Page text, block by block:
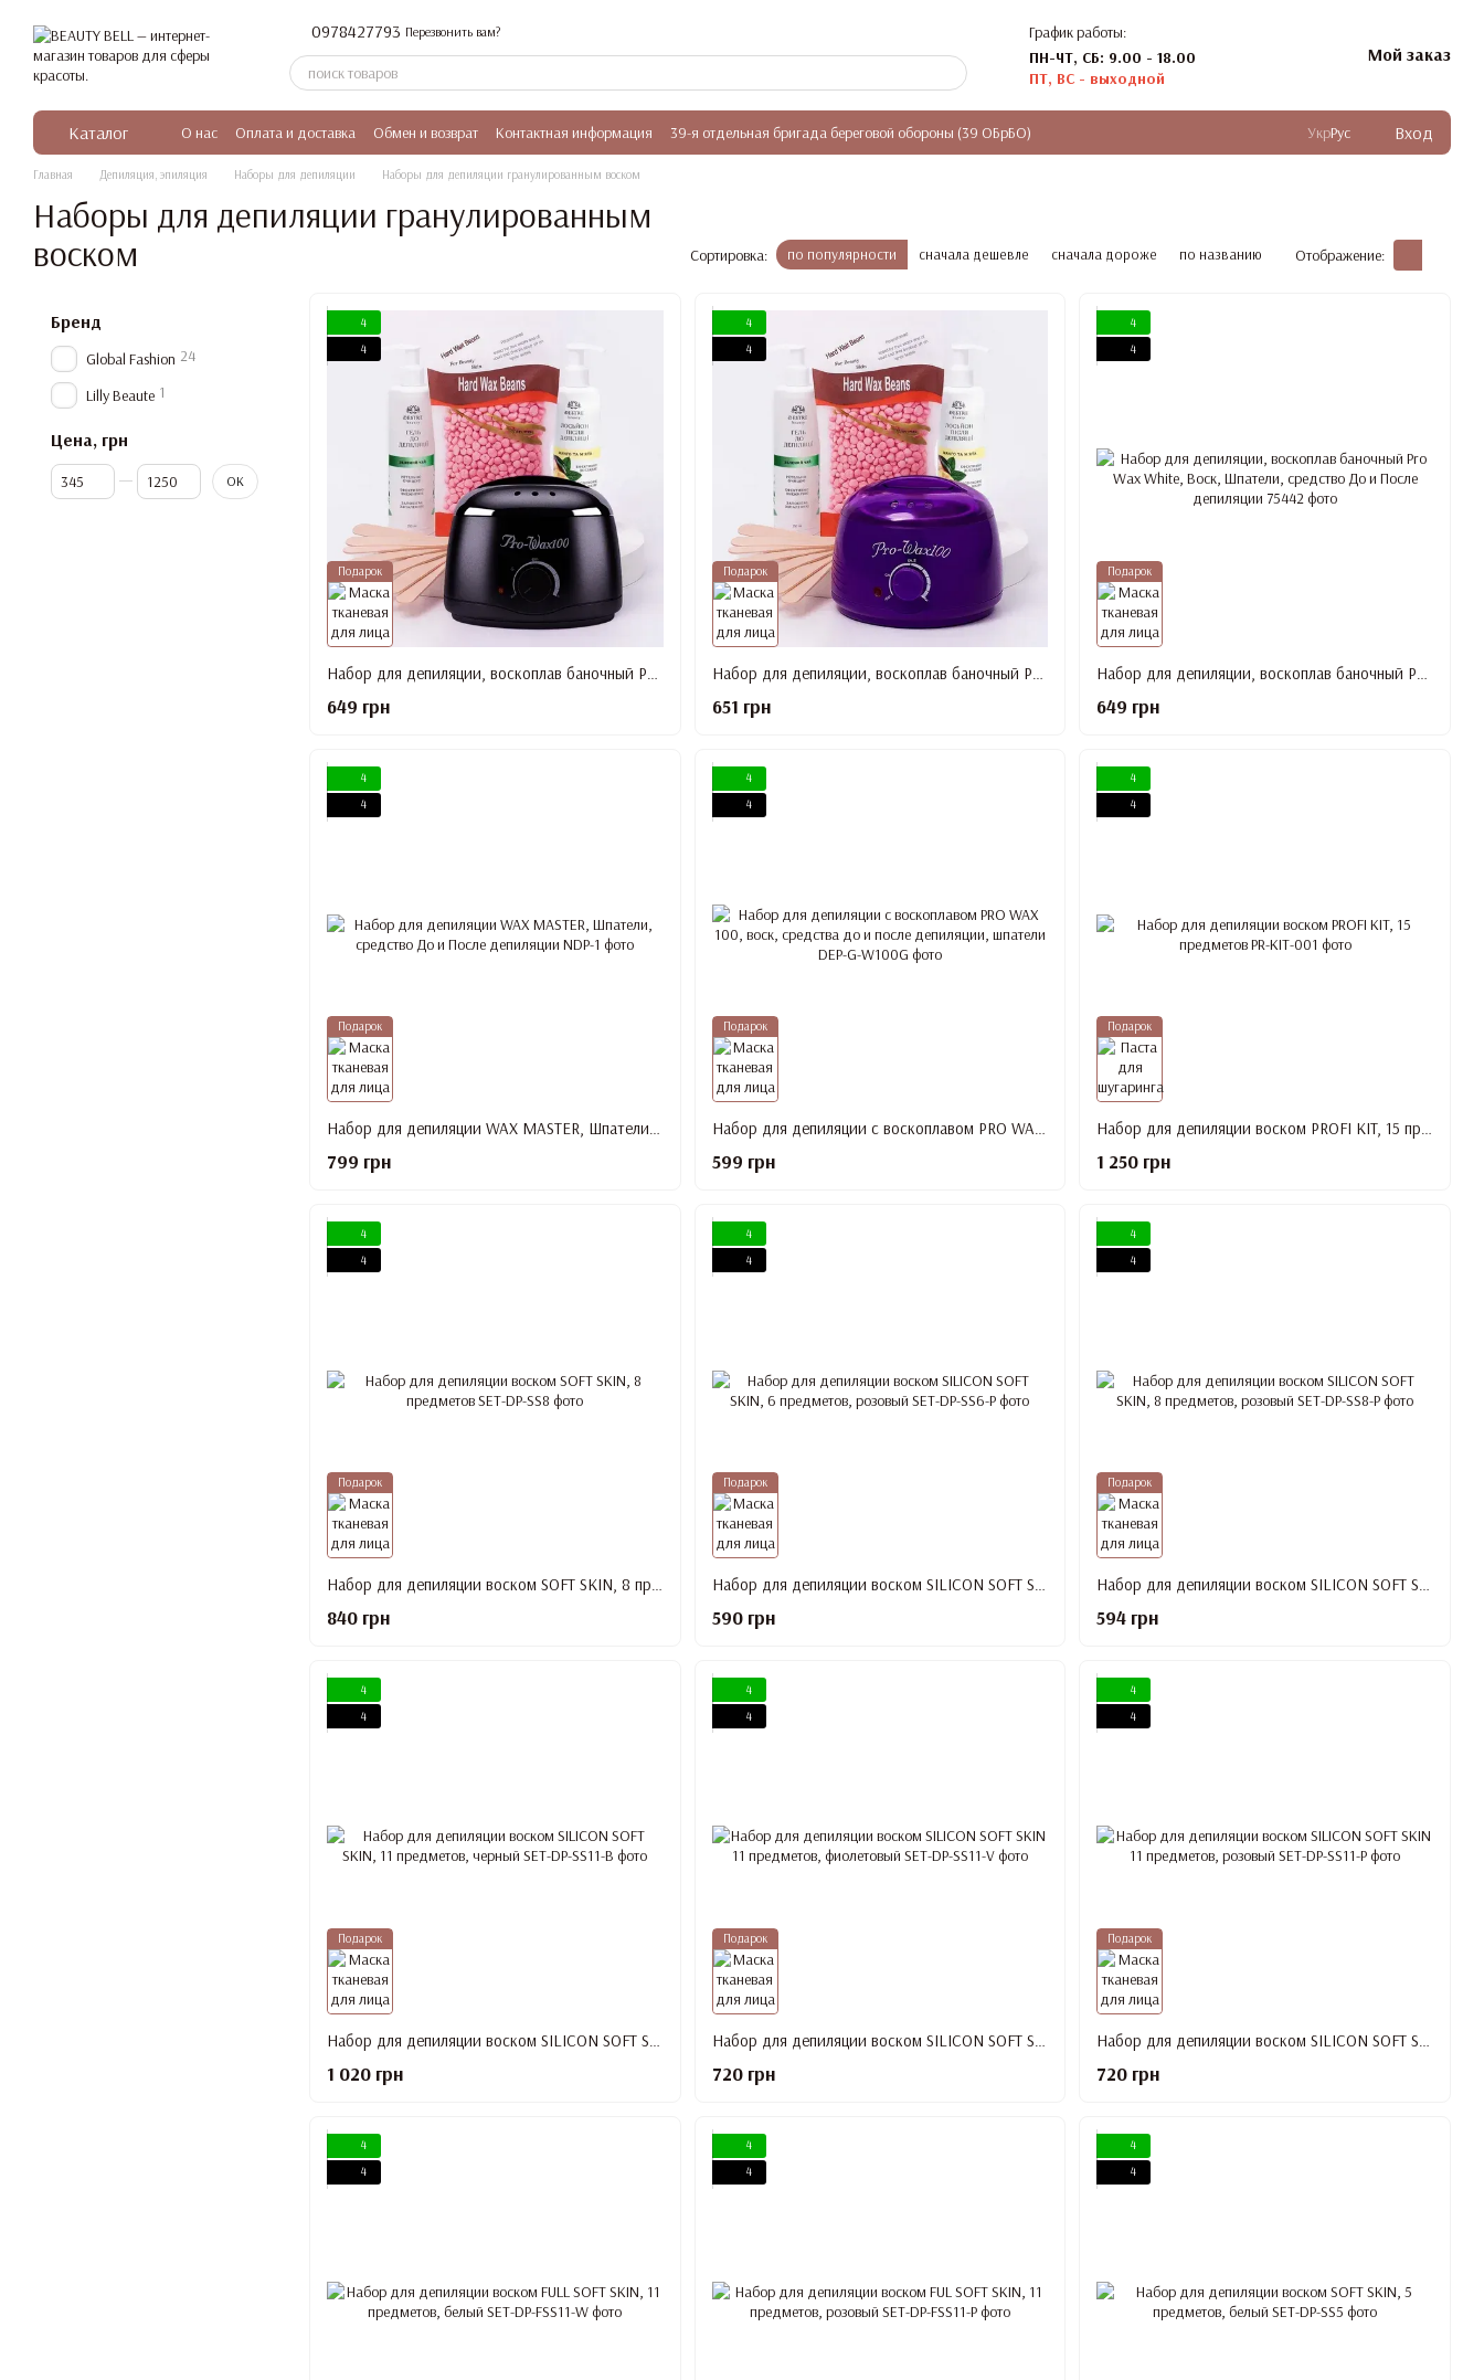
0978427793 Перезвонить вам?
График работы:
ПН-ЧТ, СБ: 9.00 - 18.00
ПТ, ВС - выходной
Мой заказ
Каталог О нас Оплата и доставка Обмен и возврат Контактная информация 39-я отдельная бригада береговой обороны (39 ОБрБО) УкрРус Вход
Главная Депиляция, эпиляция Наборы для депиляции Наборы для депиляции гранулированным воском
Наборы для депиляции гранулированным
воском
Сортировка: по популярности сначала дешевле сначала дороже по названию Отображение:
Подарок
4
4
649 грн
Подарок
4
4
651 грн
Подарок
4
4
649 грн
Подарок
4
4
Набор для депиляции WAX MASTER, Шпатели, средство До и После депиляции
799 грн
Подарок
4
4
Набор для депиляции с воскоплавом PRO WAX 100, воск, средства до и после депиляции, шпатели
599 грн
Подарок
4
4
Набор для депиляции воском PROFI KIT, 15 предметов
1 250 грн
Подарок
4
4
Набор для депиляции воском SOFT SKIN, 8 предметов
840 грн
Подарок
4
4
Набор для депиляции воском SILICON SOFT SKIN, 6 предметов, розовый
590 грн
Подарок
4
4
Набор для депиляции воском SILICON SOFT SKIN, 8 предметов, розовый
594 грн
Подарок
4
4
1 020 грн
Подарок
4
4
720 грн
Подарок
4
4
720 грн
4
4
4
4
4
4
Бренд
Global Fashion 24
Lilly Beaute 1
Цена, грн
От Цена, грн
До Цена, грн OK